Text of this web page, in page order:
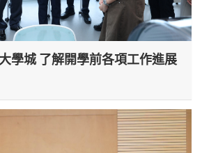
學城 了解開學前各項工作進展